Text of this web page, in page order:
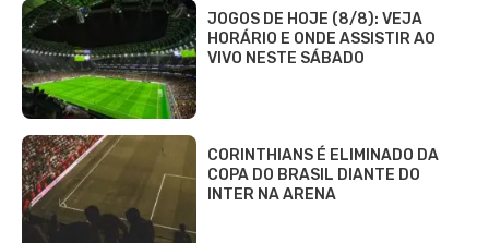
JOGOS DE HOJE (8/8): VEJA
HORÁRIO E ONDE ASSISTIR AO
VIVO NESTE SÁBADO
CORINTHIANS É ELIMINADO DA
COPA DO BRASIL DIANTE DO
INTER NA ARENA